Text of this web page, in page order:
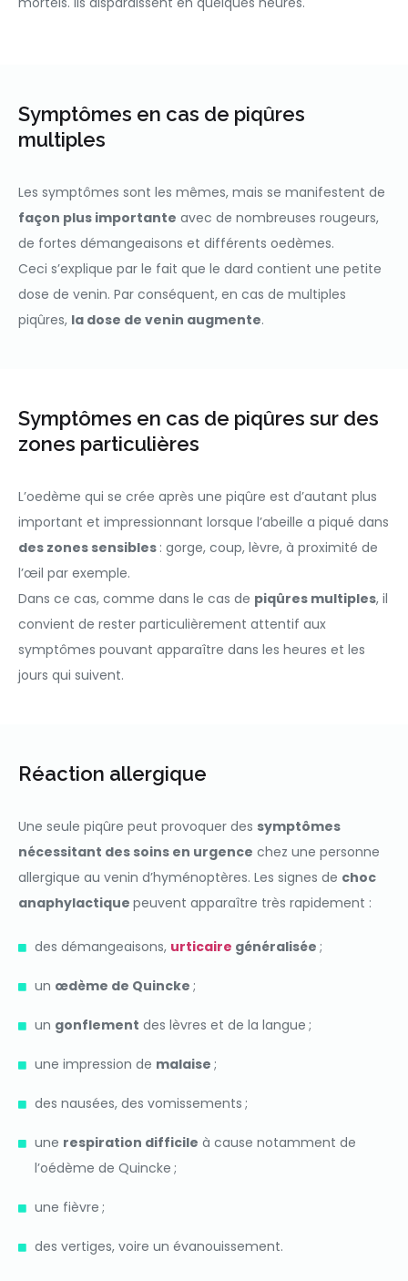
Symptômes en cas de piqûres
multiples
Les symptômes sont les mêmes, mais se manifestent de
façon plus importante avec de nombreuses rougeurs,
de fortes démangeaisons et différents oedèmes.
Ceci s’explique par le fait que le dard contient une petite
dose de venin. Par conséquent, en cas de multiples
piqûres, la dose de venin augmente.
Symptômes en cas de piqûres sur des
zones particulières
L’oedème qui se crée après une piqûre est d’autant plus
important et impressionnant lorsque l’abeille a piqué dans
des zones sensibles : gorge, coup, lèvre, à proximité de
l’œil par exemple.
Dans ce cas, comme dans le cas de piqûres multiples, il
convient de rester particulièrement attentif aux
symptômes pouvant apparaître dans les heures et les
jours qui suivent.
Réaction allergique
Une seule piqûre peut provoquer des symptômes
nécessitant des soins en urgence chez une personne
allergique au venin d’hyménoptères. Les signes de choc
anaphylactique peuvent apparaître très rapidement :
des démangeaisons, urticaire généralisée ;
un œdème de Quincke ;
un gonflement des lèvres et de la langue ;
une impression de malaise ;
des nausées, des vomissements ;
une respiration difficile à cause notamment de
l’oédème de Quincke ;
une fièvre ;
des vertiges, voire un évanouissement.